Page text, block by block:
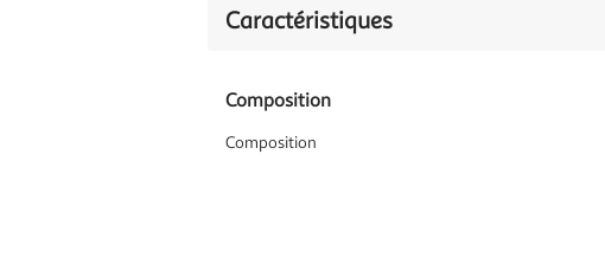
Caractéristiques
Composition
Composition